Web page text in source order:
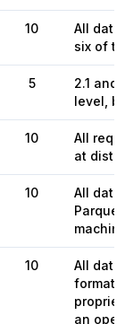
10
All
six of
5
2.1
level,
10
All
at
10
All data
10
All data
format,
an